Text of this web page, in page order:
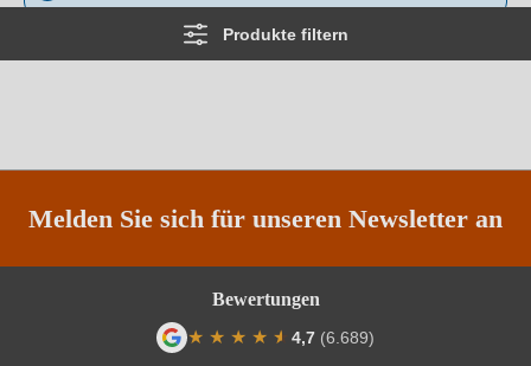
Produkte filtern
Melden Sie sich für unseren Newsletter an
Bewertungen
★ ★ ★ ★ ★
★ 4,7 (6.689)